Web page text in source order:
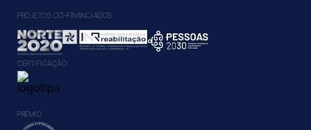
PROJETOS CO-FINANCIADOS
CERTIFICAÇÃO
PRÉMIO